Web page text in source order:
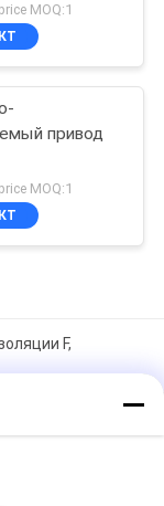
MOQ:1
привод
MOQ:1
F,
с приводом
току 150%,